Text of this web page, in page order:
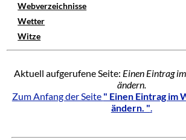
Webverzeichnisse
Wetter
Witze
Aktuell aufgerufene Seite: Einen Eintrag
ändern.
Zum Anfang der Seite " Einen Eintrag im
ändern. ".